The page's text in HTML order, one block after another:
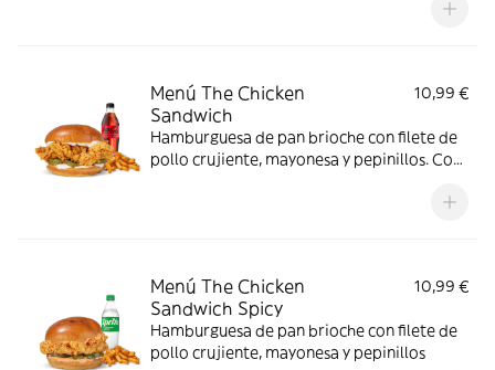
Menú The Chicken
Sandwich
10,99 €
Hamburguesa de pan brioche con filete de
pollo crujiente, mayonesa y pepinillos. Con
Menú The Chicken
Sandwich Spicy
10,99 €
Hamburguesa de pan brioche con filete de
pollo crujiente, mayonesa y pepinillos